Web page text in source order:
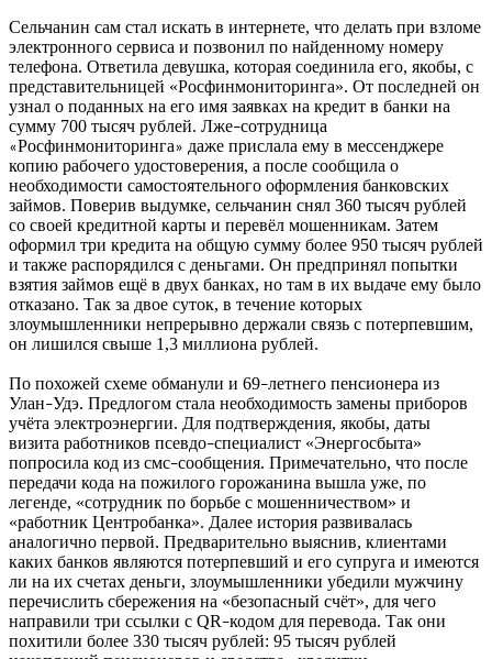
Сельчанин сам стал искать в интернете, что делать при взломе
электронного сервиса и позвонил по найденному номеру
телефона. Ответила девушка, которая соединила его, якобы, с
представительницей «Росфинмониторинга». От последней он
узнал о поданных на его имя заявках на кредит в банки на
сумму 700 тысяч рублей. Лже–сотрудница
«Росфинмониторинга» даже прислала ему в мессенджере
копию рабочего удостоверения, а после сообщила о
необходимости самостоятельного оформления банковских
займов. Поверив выдумке, сельчанин снял 360 тысяч рублей
со своей кредитной карты и перевёл мошенникам. Затем
оформил три кредита на общую сумму более 950 тысяч рублей
и также распорядился с деньгами. Он предпринял попытки
взятия займов ещё в двух банках, но там в их выдаче ему было
отказано. Так за двое суток, в течение которых
злоумышленники непрерывно держали связь с потерпевшим,
он лишился свыше 1,3 миллиона рублей.
По похожей схеме обманули и 69–летнего пенсионера из
Улан–Удэ. Предлогом стала необходимость замены приборов
учёта электроэнергии. Для подтверждения, якобы, даты
визита работников псевдо–специалист «Энергосбыта»
попросила код из смс–сообщения. Примечательно, что после
передачи кода на пожилого горожанина вышла уже, по
легенде, «сотрудник по борьбе с мошенничеством» и
«работник Центробанка». Далее история развивалась
аналогично первой. Предварительно выяснив, клиентами
каких банков являются потерпевший и его супруга и имеются
ли на их счетах деньги, злоумышленники убедили мужчину
перечислить сбережения на «безопасный счёт», для чего
направили три ссылки с QR –кодом для перевода. Так они
похитили более 330 тысяч рублей: 95 тысяч рублей